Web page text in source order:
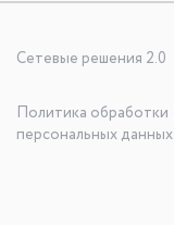
Сетевые решения 2.0
Политика обработки
персональных данных